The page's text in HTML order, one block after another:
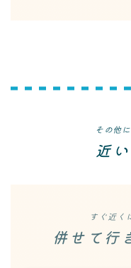
その他
近
すぐ近く
併せて行